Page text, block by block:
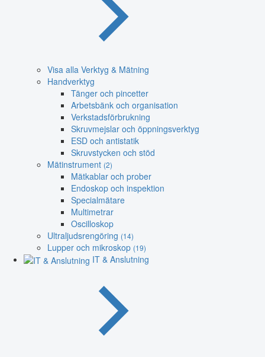
Visa alla Verktyg & Mätning
Handverktyg
Tänger och pincetter
Arbetsbänk och organisation
Verkstadsförbrukning
Skruvmejslar och öppningsverktyg
ESD och antistatik
Skruvstycken och stöd
Mätinstrument (2)
Mätkablar och prober
Endoskop och inspektion
Specialmätare
Multimetrar
Oscilloskop
Ultraljudsrengöring (14)
Lupper och mikroskop (19)
IT & Anslutning